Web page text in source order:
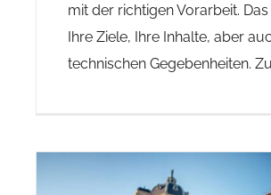
mit der richtigen Vorarbeit.
Ihre Ziele, Ihre Inhalte, aber
technischen Gegebenheiten.